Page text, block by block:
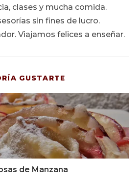
clases y mucha comida.
sin fines de lucro.
Viajamos felices a enseñar.
GUSTARTE
de Manzana